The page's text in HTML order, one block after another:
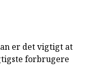
er det vigtigt at
forbrugere